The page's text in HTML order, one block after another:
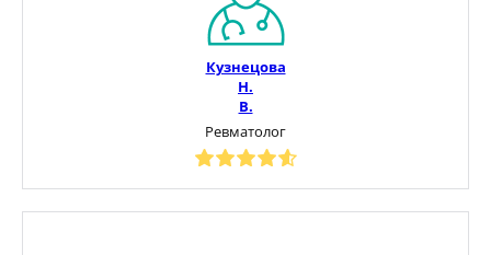
Кузнецова
Н.
В.
Ревматолог